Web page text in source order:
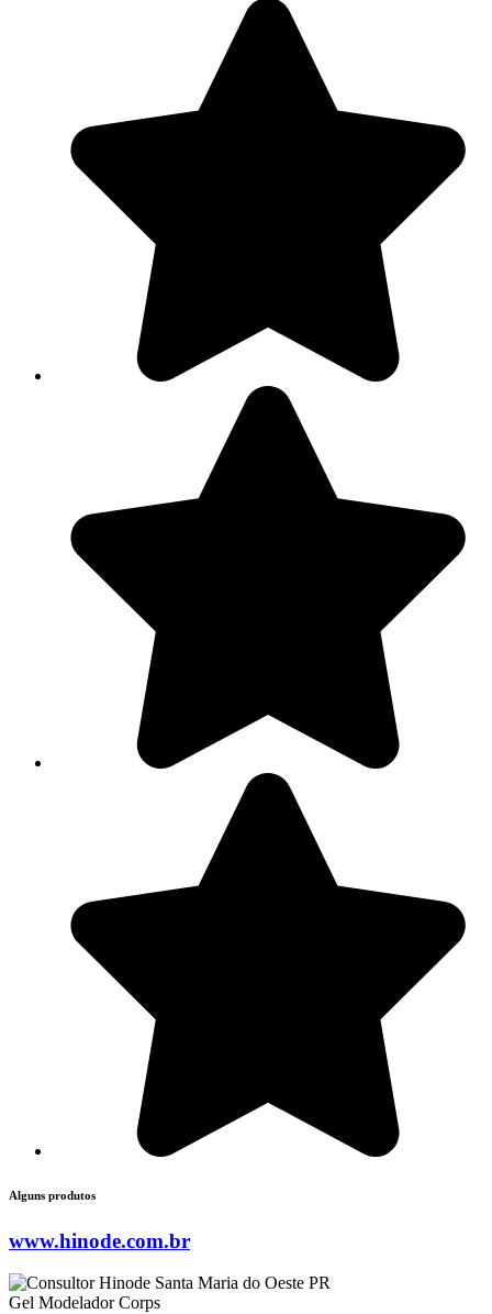
Alguns produtos
www.hinode.com.br
Gel Modelador Corps